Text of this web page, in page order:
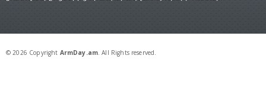
© 2026 Copyright ArmDay.am. All Rights reserved.